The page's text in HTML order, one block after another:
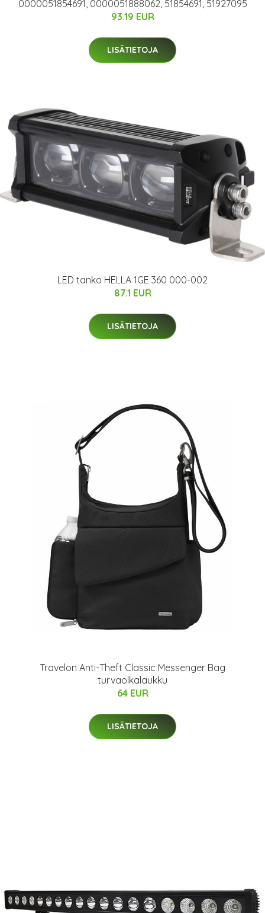
0000051854691, 0000051888062, 51854691, 51927095
93.19 EUR
LISÄTIETOJA
LED tanko HELLA 1GE 360 000-002
87.1 EUR
LISÄTIETOJA
Travelon Anti-Theft Classic Messenger Bag
turvaolkalaukku
64 EUR
LISÄTIETOJA